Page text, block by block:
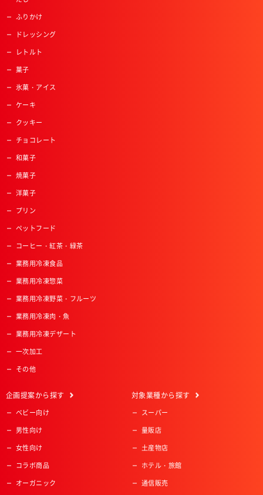
ふりかけ
ドレッシング
レトルト
菓子
氷菓・アイス
ケーキ
クッキー
チョコレート
和菓子
焼菓子
洋菓子
プリン
ペットフード
コーヒー・紅茶・緑茶
業務用冷凍食品
業務用冷凍惣菜
業務用冷凍野菜・フルーツ
業務用冷凍肉・魚
業務用冷凍デザート
一次加工
その他
企画提案から探す
ベビー向け
男性向け
女性向け
コラボ商品
オーガニック
対象業種から探す
スーパー
量販店
土産物店
ホテル・旅館
通信販売